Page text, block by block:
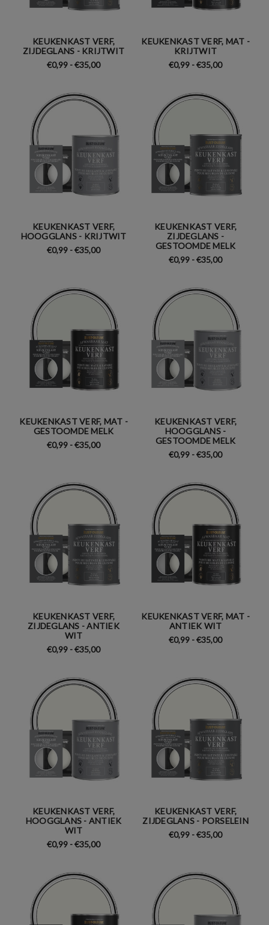
KEUKENKAST VERF,
ZIJDEGLANS - KRIJTWIT
€0,99 - €35,00
KEUKENKAST VERF, MAT -
KRIJTWIT
€0,99 - €35,00
KEUKENKAST VERF,
HOOGGLANS - KRIJTWIT
€0,99 - €35,00
KEUKENKAST VERF,
ZIJDEGLANS -
GESTOOMDE MELK
€0,99 - €35,00
KEUKENKAST VERF, MAT -
GESTOOMDE MELK
€0,99 - €35,00
KEUKENKAST VERF,
HOOGGLANS -
GESTOOMDE MELK
€0,99 - €35,00
KEUKENKAST VERF,
ZIJDEGLANS - ANTIEK
WIT
€0,99 - €35,00
KEUKENKAST VERF, MAT -
ANTIEK WIT
€0,99 - €35,00
KEUKENKAST VERF,
HOOGGLANS - ANTIEK
WIT
€0,99 - €35,00
KEUKENKAST VERF,
ZIJDEGLANS - PORSELEIN
€0,99 - €35,00